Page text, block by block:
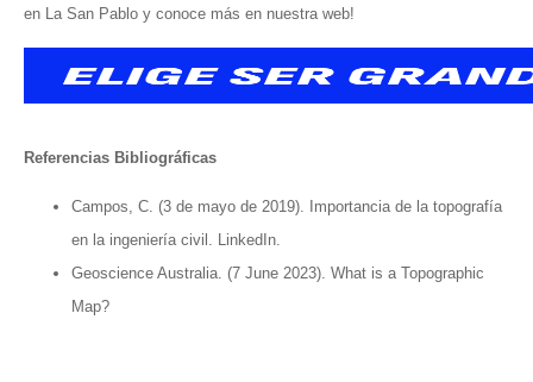
en La San Pablo y conoce más en nuestra web!
Referencias Bibliográficas
Campos, C. (3 de mayo de 2019). Importancia de la topografía
en la ingeniería civil. LinkedIn.
Geoscience Australia. (7 June 2023). What is a Topographic
Map?